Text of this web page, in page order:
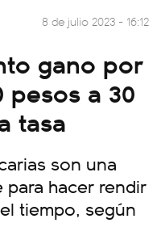
8 de julio 2023 - 16:12
gano por
pesos a 30
tasa
son una
hacer rendir
tiempo, según